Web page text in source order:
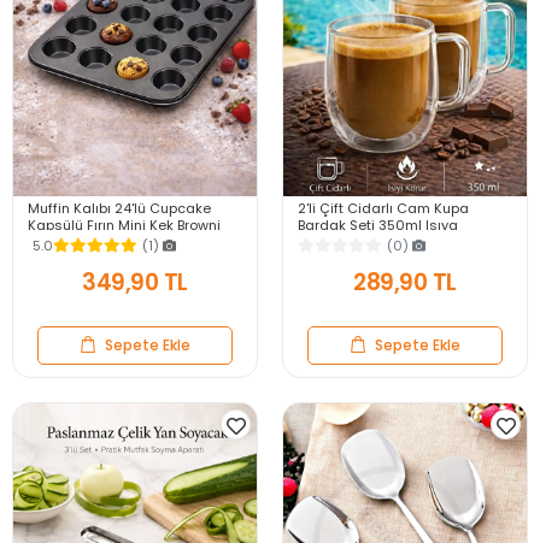
Muffin Kalıbı 24'lü Cupcake
Kapsülü Fırın Mini Kek Browni
Kekstra Kurabiye Kalıbı Muffin
Baking Pan
5.0 (1)
349,90 TL
Sepete Ekle
2'li Çift Cidarlı Cam Kupa
Bardak Seti 350ml Isıya
Dayanıklı Espresso Sunum
Kulplu Kahve Bardağı
(0)
289,90 TL
Sepete Ekle